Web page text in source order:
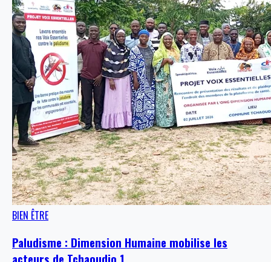
BIEN ÊTRE
Paludisme : Dimension Humaine mobilise les